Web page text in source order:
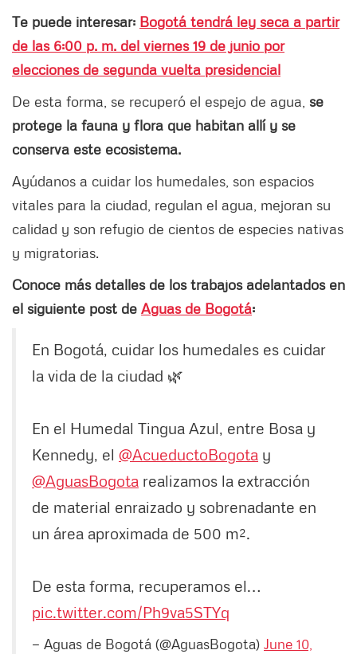
Te puede interesar: Bogotá tendrá ley seca a partir
de las 6:00 p. m. del viernes 19 de junio por
elecciones de segunda vuelta presidencial
De esta forma, se recuperó el espejo de agua, se
protege la fauna y flora que habitan allí y se
conserva este ecosistema.
Ayúdanos a cuidar los humedales, son espacios
vitales para la ciudad, regulan el agua, mejoran su
calidad y son refugio de cientos de especies nativas
y migratorias.
Conoce más detalles de los trabajos adelantados en
el siguiente post de Aguas de Bogotá:
En Bogotá, cuidar los humedales es cuidar
la vida de la ciudad 🌿
En el Humedal Tingua Azul, entre Bosa y
Kennedy, el @AcueductoBogota y
@AguasBogota realizamos la extracción
de material enraizado y sobrenadante en
un área aproximada de 500 m².
De esta forma, recuperamos el…
pic.twitter.com/Ph9va5STYq
— Aguas de Bogotá (@AguasBogota) June 10,